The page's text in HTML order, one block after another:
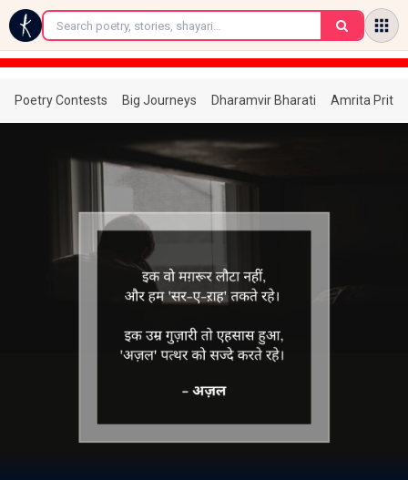
←
Poetry Contests Big Journeys Dharamvir Bharati Amrita